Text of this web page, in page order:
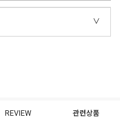
REVIEW 관련상품